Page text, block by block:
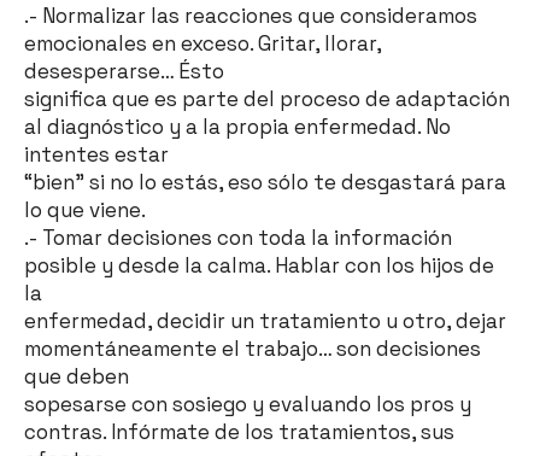
.- Normalizar las reacciones que consideramos
emocionales en exceso. Gritar, llorar,
desesperarse… Ésto
significa que es parte del proceso de adaptación
al diagnóstico y a la propia enfermedad. No
intentes estar
“bien” si no lo estás, eso sólo te desgastará para
lo que viene.
.- Tomar decisiones con toda la información
posible y desde la calma. Hablar con los hijos de
la
enfermedad, decidir un tratamiento u otro, dejar
momentáneamente el trabajo… son decisiones
que deben
sopesarse con sosiego y evaluando los pros y
contras. Infórmate de los tratamientos, sus